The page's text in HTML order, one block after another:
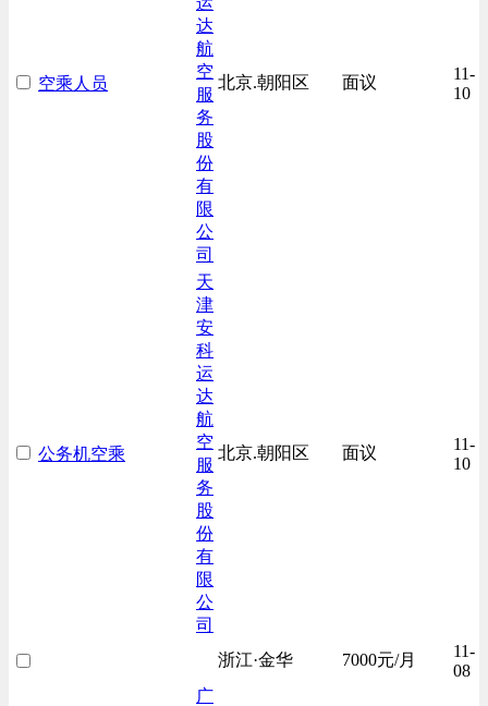
空乘人员
达
航
空
服
务
股
份
有
限
公
司
北京.朝阳区 面议
11-
10
公务机空乘
天
津
安
科
运
达
航
空
服
务
股
份
有
限
公
司
北京.朝阳区 面议
11-
10
浙江·金华 7000元/月
11-
08
广